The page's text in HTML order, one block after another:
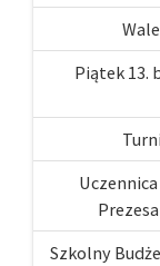
Piątek 13.
Szkolny